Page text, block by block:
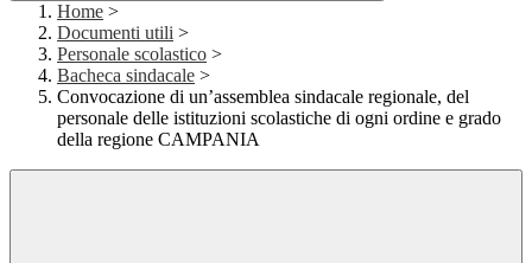
Home >
Documenti utili >
Personale scolastico >
Bacheca sindacale >
Convocazione di un’assemblea sindacale regionale, del
personale delle istituzioni scolastiche di ogni ordine e grado
della regione CAMPANIA